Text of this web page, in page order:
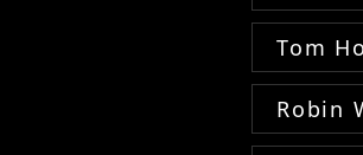
Tom
Robin